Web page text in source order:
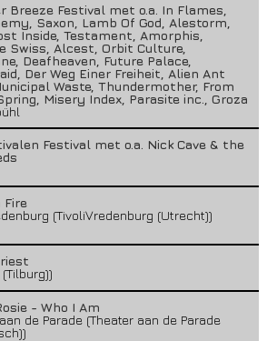
Breeze Festival met o.a. In Flames,
Saxon, Lamb Of God, Alestorm,
Inside, Testament, Amorphis,
Swiss, Alcest, Orbit Culture,
Deafheaven, Future Palace,
Der Weg Einer Freiheit, Alien Ant
Waste, Thundermother, From
Misery Index, Parasite inc., Groza
Festival met o.a. Nick Cave & the
Fire
(TivoliVredenburg (Utrecht))
- Who I Am
de Parade (Theater aan de Parade